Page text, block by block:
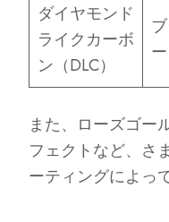
ダイヤモンド
ライクカーボ
ン（DLC）
また、ローズゴー
フェクトなど、さ
ーティングによっ